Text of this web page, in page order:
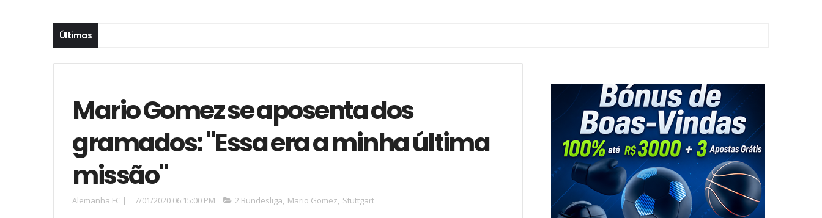
Últimas
Mario Gomez se aposenta dos
gramados: "Essa era a minha última
missão"
Alemanha FC | 7/01/2020 06:15:00 PM 2.Bundesliga, Mario Gomez, Stuttgart